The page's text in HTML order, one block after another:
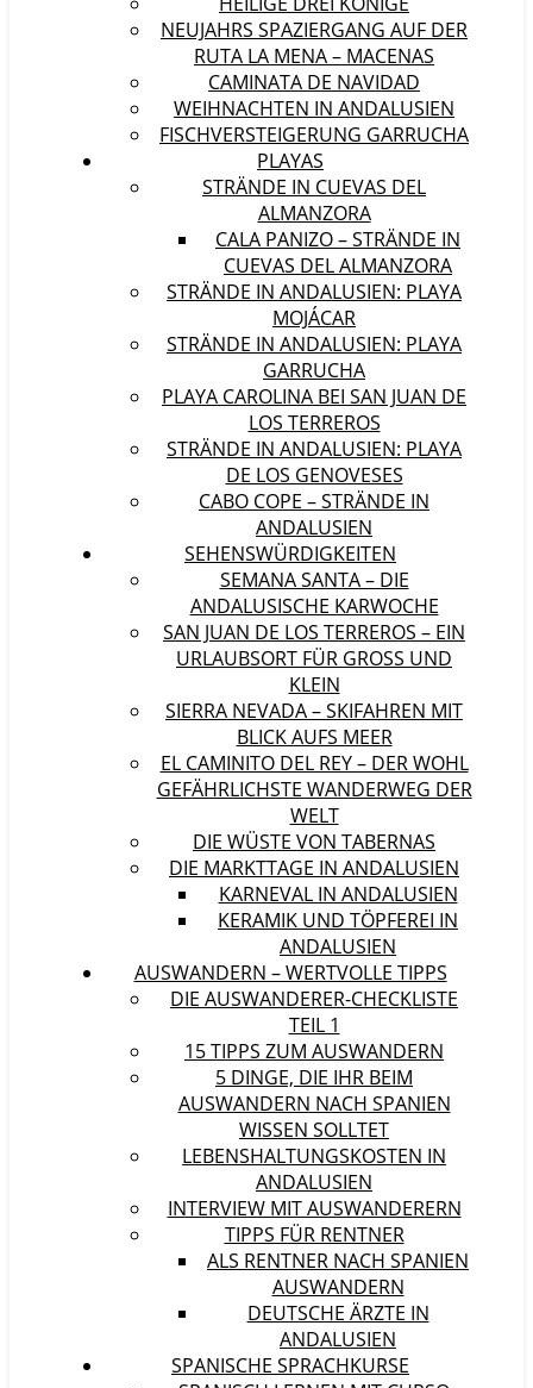
NEUJAHRS SPAZIERGANG AUF DER
RUTA LA MENA – MACENAS
CAMINATA DE NAVIDAD
WEIHNACHTEN IN ANDALUSIEN
FISCHVERSTEIGERUNG GARRUCHA
PLAYAS
STRÄNDE IN CUEVAS DEL
ALMANZORA
CALA PANIZO – STRÄNDE IN
CUEVAS DEL ALMANZORA
STRÄNDE IN ANDALUSIEN: PLAYA
MOJÁCAR
STRÄNDE IN ANDALUSIEN: PLAYA
GARRUCHA
PLAYA CAROLINA BEI SAN JUAN DE
LOS TERREROS
STRÄNDE IN ANDALUSIEN: PLAYA
DE LOS GENOVESES
CABO COPE – STRÄNDE IN
ANDALUSIEN
SEHENSWÜRDIGKEITEN
SEMANA SANTA – DIE
ANDALUSISCHE KARWOCHE
SAN JUAN DE LOS TERREROS – EIN
URLAUBSORT FÜR GROSS UND K
LEIN
SIERRA NEVADA – SKIFAHREN MIT
BLICK AUFS MEER
EL CAMINITO DEL REY – DER WOHL
GEFÄHRLICHSTE WANDERWEG DER
WELT
DIE WÜSTE VON TABERNAS
DIE MARKTTAGE IN ANDALUSIEN
KARNEVAL IN ANDALUSIEN
KERAMIK UND TÖPFEREI IN
ANDALUSIEN
AUSWANDERN – WERTVOLLE TIPPS
DIE AUSWANDERER-CHECKLISTE
TEIL 1
15 TIPPS ZUM AUSWANDERN
5 DINGE, DIE IHR BEIM
AUSWANDERN NACH SPANIEN
WISSEN SOLLTET
LEBENSHALTUNGSKOSTEN IN
ANDALUSIEN
INTERVIEW MIT AUSWANDERERN
TIPPS FÜR RENTNER
ALS RENTNER NACH SPANIEN
AUSWANDERN
DEUTSCHE ÄRZTE IN
ANDALUSIEN
SPANISCHE SPRACHKURSE